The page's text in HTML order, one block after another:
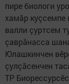
пире биологи
хамăр куçсемпе
валли çуртсем
çаврăнасса
Юлашкинчен
çулçăсенчен
ТР